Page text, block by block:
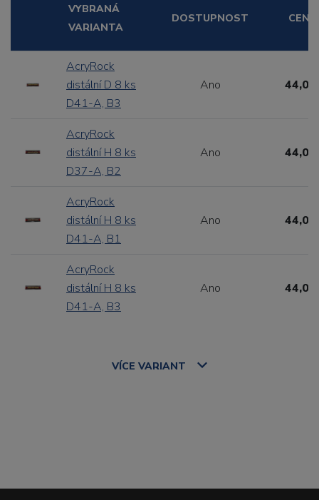
VYBRANÁ
VARIANTA
DOSTUPNOST CENA
AcryRock
distální D 8 ks
D41-A, B3
Ano 44,00
AcryRock
distální H 8 ks
D37-A, B2
Ano 44,00
AcryRock
distální H 8 ks
D41-A, B1
Ano 44,00
AcryRock
distální H 8 ks
D41-A, B3
Ano 44,00
VÍCE VARIANT